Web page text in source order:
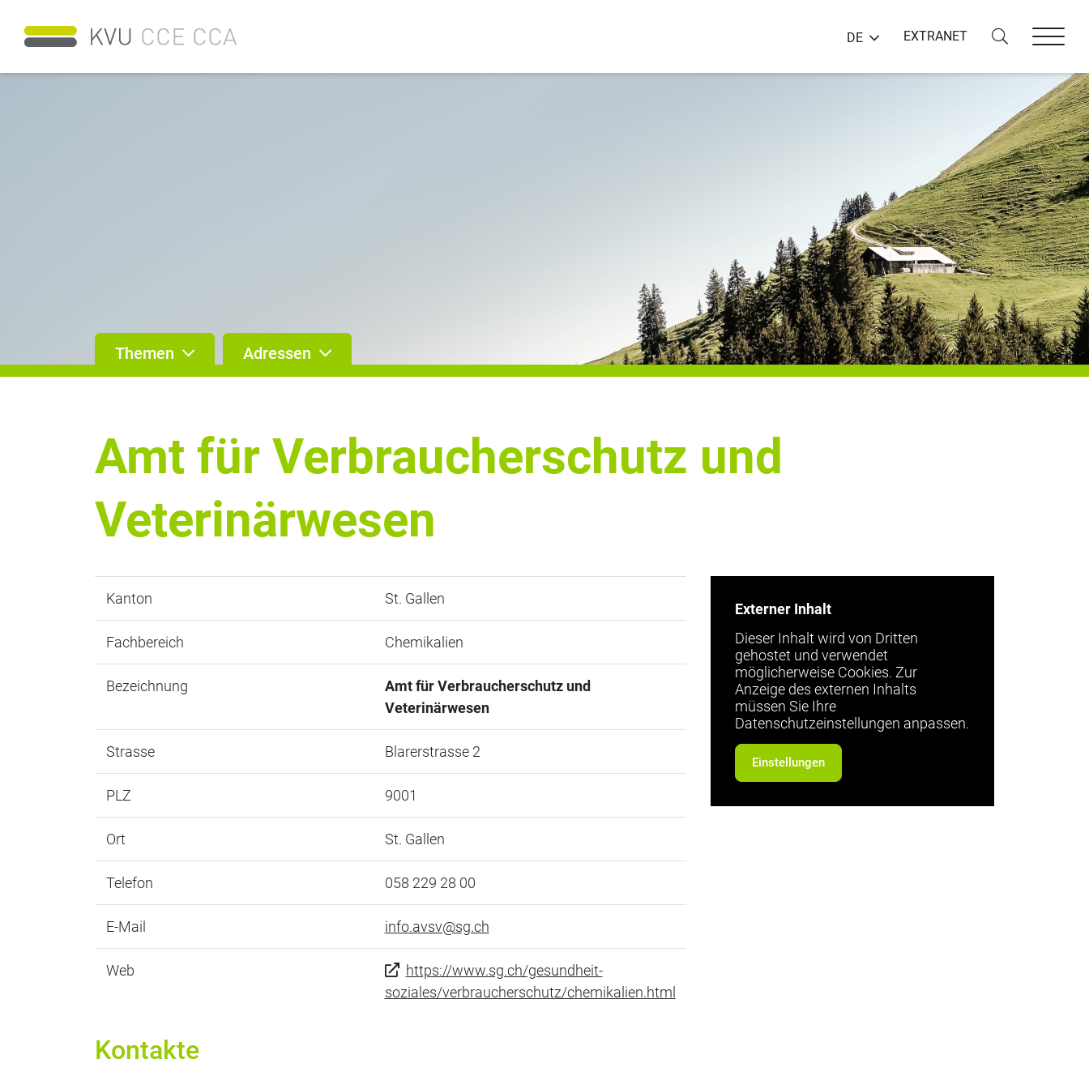
DE EXTRANET
Themen Adressen
Amt für Verbraucherschutz und
Veterinärwesen
Kanton St. Gallen
Fachbereich Chemikalien
Bezeichnung
Amt für Verbraucherschutz und
Veterinärwesen
Strasse Blarerstrasse 2
PLZ 9001
Ort St. Gallen
Telefon 058 229 28 00
E-Mail info.avsv@sg.ch
Web
https://www.sg.ch/gesundheit-
soziales/verbraucherschutz/chemikalien.html
Externer Inhalt
Dieser Inhalt wird von Dritten
gehostet und verwendet
möglicherweise Cookies. Zur
Anzeige des externen Inhalts
müssen Sie Ihre
Datenschutzeinstellungen anpassen.
Einstellungen
Kontakte